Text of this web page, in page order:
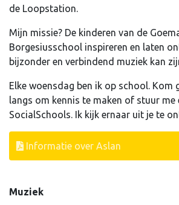
de Loopstation.
Mijn missie? De kinderen van de
Borgesiusschool inspireren en laten
bijzonder en verbindend muziek kan
Elke woensdag ben ik op school. Kom
langs om kennis te maken of stuur me
SocialSchools. Ik kijk ernaar uit je te
Informatie over Aslan
Muziek